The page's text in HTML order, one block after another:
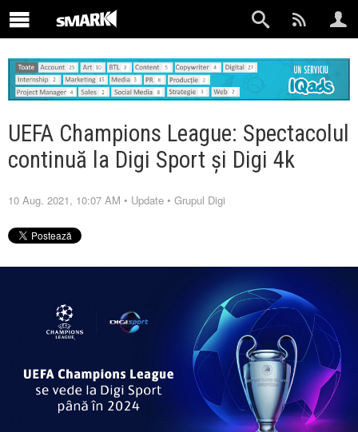
UEFA Champions League: Spectacolul
continuă la Digi Sport și Digi 4k
10 Aug. 2021, 10:07 AM • Update • Grupul Digi